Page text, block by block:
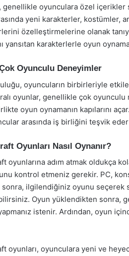
genellikle oyunculara özel
yeni karakterler, kostümler,
özelleştirmelerine olanak
yansıtan karakterlerle oyun
Oyunculu Deneyimler
oyuncuların birbirleriyle
oyunlar, genellikle çok
oyun oynamanın kapılarını
arasında iş birliğini teşvik
Oyunları Nasıl Oynanır?
oyunlarına adım atmak oldukça
kontrol etmeniz gerekir. PC,
sonra, ilgilendiğiniz oyunu seçerek
Oyun yüklendikten sonra,
istenir. Ardından, oyun
oyunları, oyunculara yeni ve